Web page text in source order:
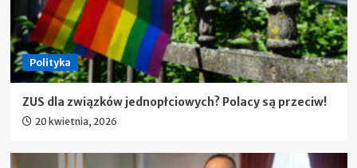
Polityka
ZUS dla związków jednopłciowych? Polacy są przeciw!
20 kwietnia, 2026